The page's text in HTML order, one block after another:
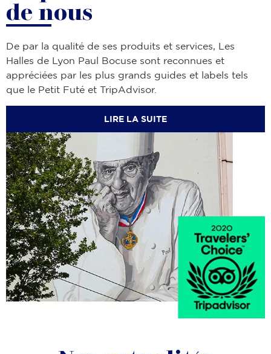
de nous
De par la qualité de ses produits et services, Les
Halles de Lyon Paul Bocuse sont reconnues et
appréciées par les plus grands guides et labels tels
que le Petit Futé et TripAdvisor.
LIRE LA SUITE